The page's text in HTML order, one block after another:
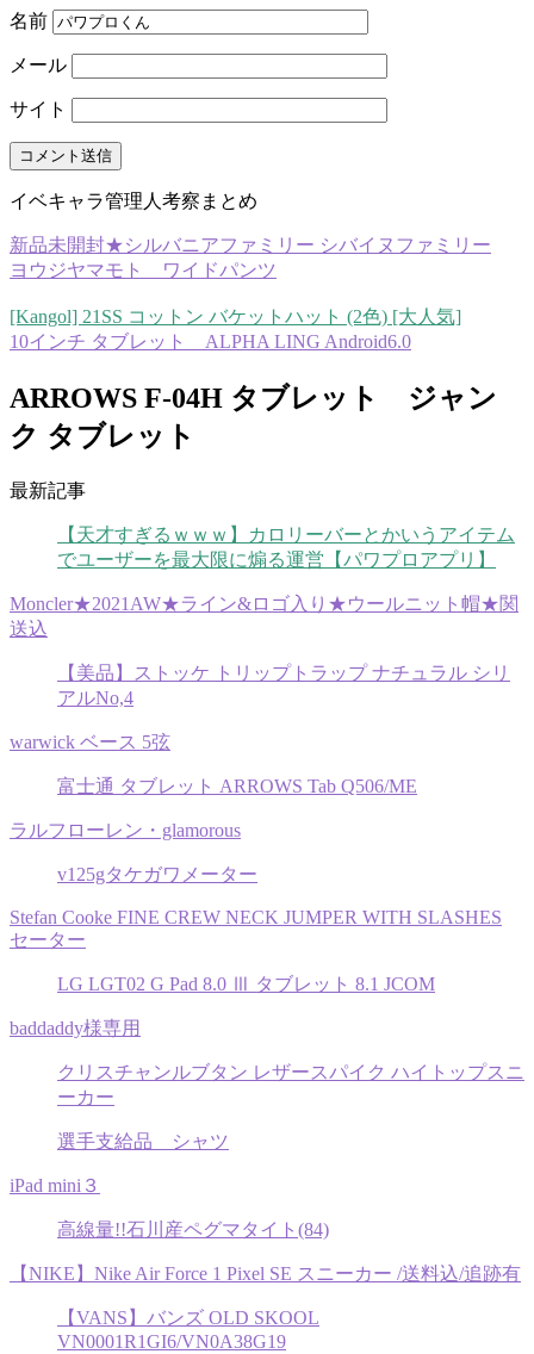
名前
メール
サイト
イベキャラ管理人考察まとめ
新品未開封★シルバニアファミリー シバイヌファミリー
ヨウジヤマモト ワイドパンツ
[Kangol] 21SS コットン バケットハット (2色) [大人気]
10インチ タブレット ALPHA LING Android6.0
ARROWS F-04H タブレット ジャン
ク タブレット
最新記事
【天才すぎるｗｗｗ】カロリーバーとかいうアイテム
でユーザーを最大限に煽る運営【パワプロアプリ】
Moncler★2021AW★ライン&ロゴ入り★ウールニット帽★関
送込
【美品】ストッケ トリップトラップ ナチュラル シリ
アルNo,4
warwick ベース 5弦
富士通 タブレット ARROWS Tab Q506/ME
ラルフローレン・glamorous
v125gタケガワメーター
Stefan Cooke FINE CREW NECK JUMPER WITH SLASHES
セーター
LG LGT02 G Pad 8.0 Ⅲ タブレット 8.1 JCOM
baddaddy様専用
クリスチャンルブタン レザースパイク ハイトップスニ
ーカー
選手支給品 シャツ
iPad mini３
高線量!!石川産ペグマタイト(84)
【NIKE】Nike Air Force 1 Pixel SE スニーカー /送料込/追跡有
【VANS】バンズ OLD SKOOL
VN0001R1GI6/VN0A38G19